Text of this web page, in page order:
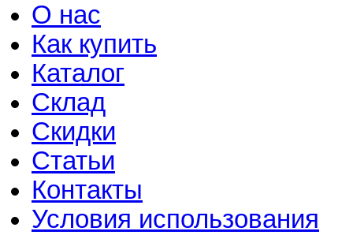
О нас
Как купить
Каталог
Склад
Скидки
Статьи
Контакты
Условия использования